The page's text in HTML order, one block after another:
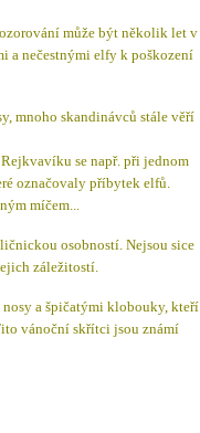
může být několik let v
a nečestnými elfy k poškození
mnoho skandinávců stále věří
se např. při jednom
označovaly příbytek elfů.
míčem...
osobností. Nejsou sice
záležitostí.
a špičatými klobouky, kteří
vánoční skřítci jsou známí